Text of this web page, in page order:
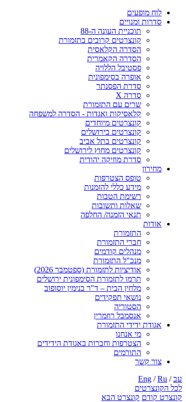
לוח מופעים
סדרות ומנויים
תוכניית העונה ה-88
קונצרטים קרובים בתזמורת
הסדרה הקלאסית
הסדרה הקאמרית
פסטיבל הללויה
אופרה בסימפונית
סדרת הפסנתר
סדרה X
שרים עם התזמורת
קלאסיקות ואגדות - הסדרה למשפחה
קונצרטים מיוחדים
קונצרטים בירושלים
קונצרטים בתל אביב
קונצרטים מחוץ לירושלים
סדרת מוזיקה יהודית
מחירון
טופס הצטרפות
מידע כללי להזמנות
רשימת הטבות
שאלות ותשובות
תנאי הזמנה/ החלפה
אודות
התזמורת
חברי התזמורת
מנהלים קודמים
מנכ"ל התזמורת
אודיציות לתזמורת (ספטמבר 2026)
תרמו לתזמורת הסימפונית ירושלים
מלחין הבית – ד"ר בנימין יוסופוב
נושאי תפקידים
הסטוריה
אנסמבל רוזמרין
אגודת ידידי התזמורת
מי אנחנו
הצטרפות וחברות באגודת הידידים
התורמים
צור קשר
עב/
Eng /Ru
לכל הקונצרטים
קונצרט קודם קונצרט הבא